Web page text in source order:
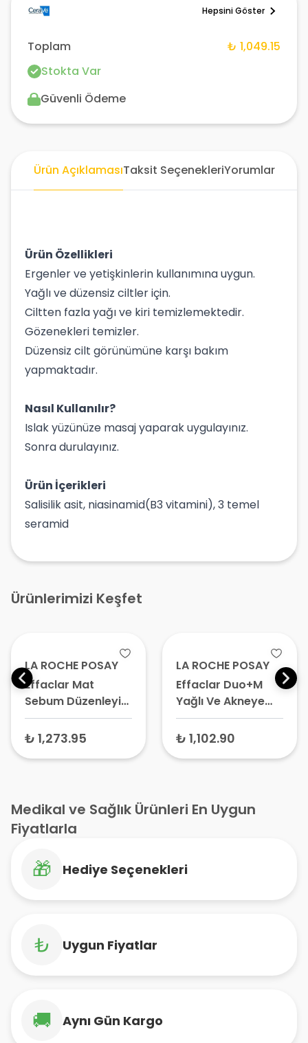
Hepsini Göster
Toplam
₺ 1,049.15
Stokta Var
Güvenli Ödeme
Ürün AçıklamasıTaksit SeçenekleriYorumlar
Ürün Özellikleri
Ergenler ve yetişkinlerin kullanımına uygun.
Yağlı ve düzensiz ciltler için.
Ciltten fazla yağı ve kiri temizlemektedir.
Gözenekleri temizler.
Düzensiz cilt görünümüne karşı bakım
yapmaktadır.
Nasıl Kullanılır?
Islak yüzünüze masaj yaparak uygulayınız.
Sonra durulayınız.
Ürün İçerikleri
Salisilik asit, niasinamid(B3 vitamini), 3 temel
seramid
Ürünlerimizi Keşfet
LA ROCHE POSAY
Effaclar Mat
Sebum Düzenleyici
Parlama Karşıtı
Nemlendirici Bakım
₺ 1,273.95
LA ROCHE POSAY
Effaclar Duo+M
Yağlı Ve Akneye
Eğilimli Ciltler için
Yüz Bakım Kremi
₺ 1,102.90
Medikal ve Sağlık Ürünleri En Uygun
Fiyatlarla
🎁 Hediye Seçenekleri
₺ Uygun Fiyatlar
🚚 Aynı Gün Kargo